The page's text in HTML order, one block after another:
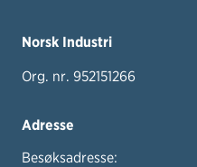
Norsk Industri
Org. nr. 952151266
Adresse
Besøksadresse: